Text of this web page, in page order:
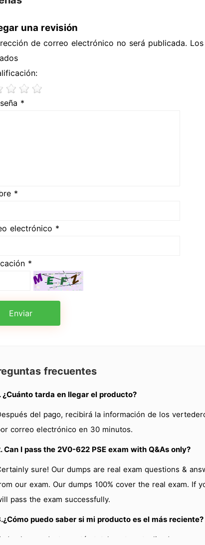
una revisión
de correo electrónico no será publicada.
*
*
electrónico *
*
Enviar
frecuentes
¿Cuánto tarda en llegar el producto?
del pago, recibirá la información de los
correo electrónico en 30 minutos.
Can I pass the 2V0-622 PSE exam with Q&As only?
sure! Our dumps are real exam questions &
our exam. Our dumps 100% cover the real exam. If
pass the exam successfully.
puedo saber si mi producto es el más reciente?
los productos están totalmente actualizados y